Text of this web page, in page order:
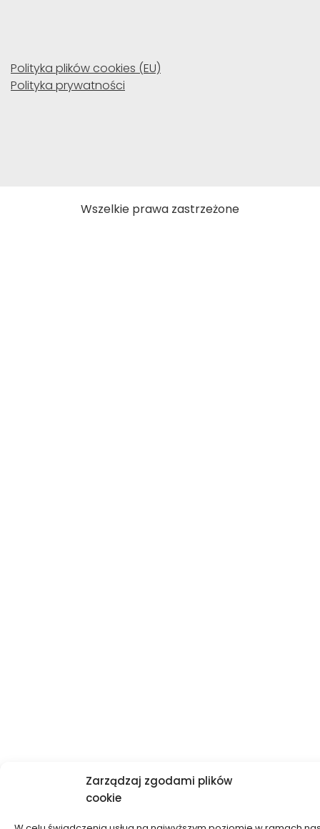
Zarządzaj zgodami plików
cookie
Polityka plików cookies (EU)
Polityka prywatności
Wszelkie prawa zastrzeżone